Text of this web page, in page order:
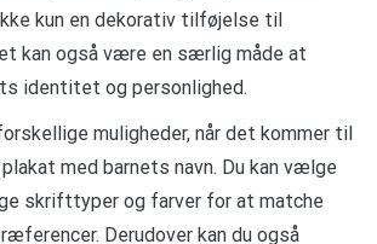
kun en dekorativ tilføjelse til
kan også være en særlig måde at
identitet og personlighed.
muligheder, når det kommer til
med barnets navn. Du kan vælge
skrifttyper og farver for at matche
Derudover kan du også